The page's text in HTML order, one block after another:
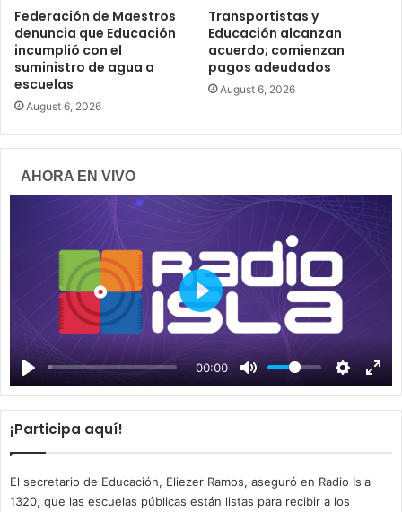
Federación de Maestros
denuncia que Educación
incumplió con el
suministro de agua a
escuelas
August 6, 2026
Transportistas y
Educación alcanzan
acuerdo; comienzan
pagos adeudados
August 6, 2026
AHORA EN VIVO
00:00
P
a
y
¡Participa aquí!
El secretario de Educación, Eliezer Ramos, aseguró en Radio Isla
1320, que las escuelas públicas están listas para recibir a los